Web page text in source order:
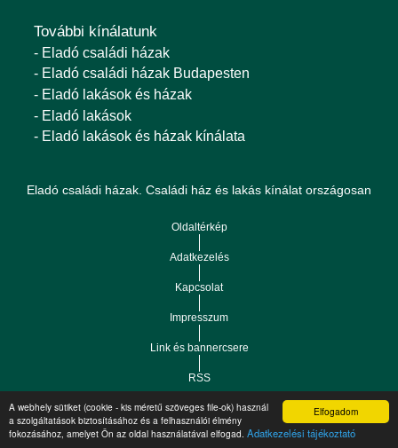
Elfogadom
A webhely sütiket (cookie - kis méretű szöveges file-ok) használ
a szolgáltatások biztosításához és a felhasználói élmény
fokozásához, amelyet Ön az oldal használatával elfogad. Adatkezelési tájékoztató
További kínálatunk
- Eladó családi házak
- Eladó családi házak Budapesten
- Eladó lakások és házak
- Eladó lakások
- Eladó lakások és házak kínálata
Eladó családi házak. Családi ház és lakás kínálat országosan
Oldaltérkép
Adatkezelés
Kapcsolat
Impresszum
Link és bannercsere
RSS
Copyright © 2021.Vár-Köz Kft. - Ingatlan nyilvántartó, ügyviteli és
adminisztrációs szoftver